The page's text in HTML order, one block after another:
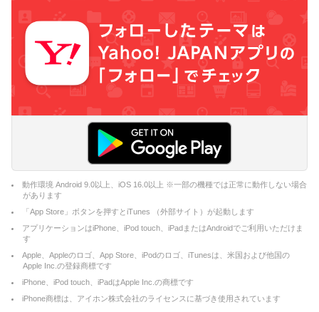
動作環境 Android 9.0以上、iOS 16.0以上 ※一部の機種では正常に動作しない場合
があります
「App Store」ボタンを押すとiTunes （外部サイト）が起動します
アプリケーションはiPhone、iPod touch、iPadまたはAndroidでご利用いただけま
す
Apple、Appleのロゴ、App Store、iPodのロゴ、iTunesは、米国および他国の
Apple Inc.の登録商標です
iPhone、iPod touch、iPadはApple Inc.の商標です
iPhone商標は、アイホン株式会社のライセンスに基づき使用されています